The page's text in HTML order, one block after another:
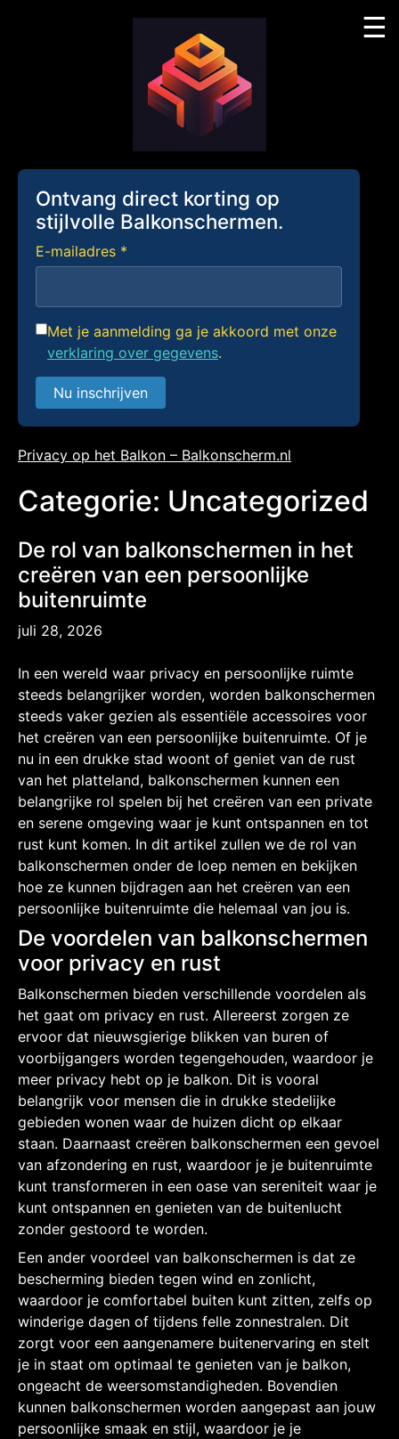
Ontvang direct korting op
stijlvolle Balkonschermen.
E-mailadres *
Met je aanmelding ga je akkoord met onze
verklaring over gegevens.
Nu inschrijven
Privacy op het Balkon – Balkonscherm.nl
☰
Categorie: Uncategorized
De rol van balkonschermen in het
creëren van een persoonlijke
buitenruimte
juli 28, 2026
In een wereld waar privacy en persoonlijke ruimte
steeds belangrijker worden, worden balkonschermen
steeds vaker gezien als essentiële accessoires voor
het creëren van een persoonlijke buitenruimte. Of je
nu in een drukke stad woont of geniet van de rust
van het platteland, balkonschermen kunnen een
belangrijke rol spelen bij het creëren van een private
en serene omgeving waar je kunt ontspannen en tot
rust kunt komen. In dit artikel zullen we de rol van
balkonschermen onder de loep nemen en bekijken
hoe ze kunnen bijdragen aan het creëren van een
persoonlijke buitenruimte die helemaal van jou is.
De voordelen van balkonschermen
voor privacy en rust
Balkonschermen bieden verschillende voordelen als
het gaat om privacy en rust. Allereerst zorgen ze
ervoor dat nieuwsgierige blikken van buren of
voorbijgangers worden tegengehouden, waardoor je
meer privacy hebt op je balkon. Dit is vooral
belangrijk voor mensen die in drukke stedelijke
gebieden wonen waar de huizen dicht op elkaar
staan. Daarnaast creëren balkonschermen een gevoel
van afzondering en rust, waardoor je je buitenruimte
kunt transformeren in een oase van sereniteit waar je
kunt ontspannen en genieten van de buitenlucht
zonder gestoord te worden.
Een ander voordeel van balkonschermen is dat ze
bescherming bieden tegen wind en zonlicht,
waardoor je comfortabel buiten kunt zitten, zelfs op
winderige dagen of tijdens felle zonnestralen. Dit
zorgt voor een aangenamere buitenervaring en stelt
je in staat om optimaal te genieten van je balkon,
ongeacht de weersomstandigheden. Bovendien
kunnen balkonschermen worden aangepast aan jouw
persoonlijke smaak en stijl, waardoor je je